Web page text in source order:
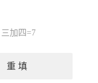
加四=7